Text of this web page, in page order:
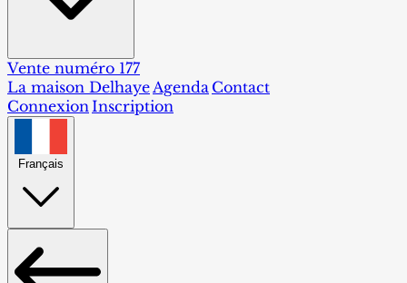
Vente numéro 177
La maison DelhayeAgenda Contact
ConnexionInscription
Français